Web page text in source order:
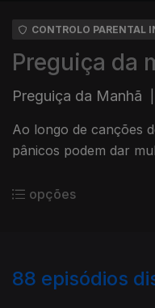
CONTROLO PARENTAL
Preguiça da
Preguiça da Manhã
Ao longo de canções
pânicos podem dar
opções
88 episódios